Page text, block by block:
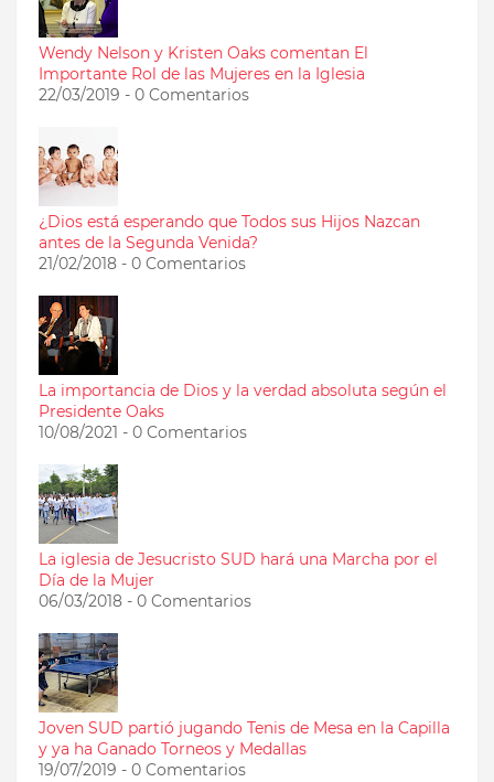
Wendy Nelson y Kristen Oaks comentan El
Importante Rol de las Mujeres en la Iglesia
22/03/2019 - 0 Comentarios
¿Dios está esperando que Todos sus Hijos Nazcan
antes de la Segunda Venida?
21/02/2018 - 0 Comentarios
La importancia de Dios y la verdad absoluta según el
Presidente Oaks
10/08/2021 - 0 Comentarios
La iglesia de Jesucristo SUD hará una Marcha por el
Día de la Mujer
06/03/2018 - 0 Comentarios
Joven SUD partió jugando Tenis de Mesa en la Capilla
y ya ha Ganado Torneos y Medallas
19/07/2019 - 0 Comentarios